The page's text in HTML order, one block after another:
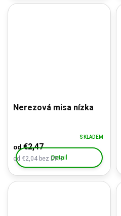
Nerezová misa nízka
od €2,04 bez DPH
od€2,47
SKLADEM
Detail